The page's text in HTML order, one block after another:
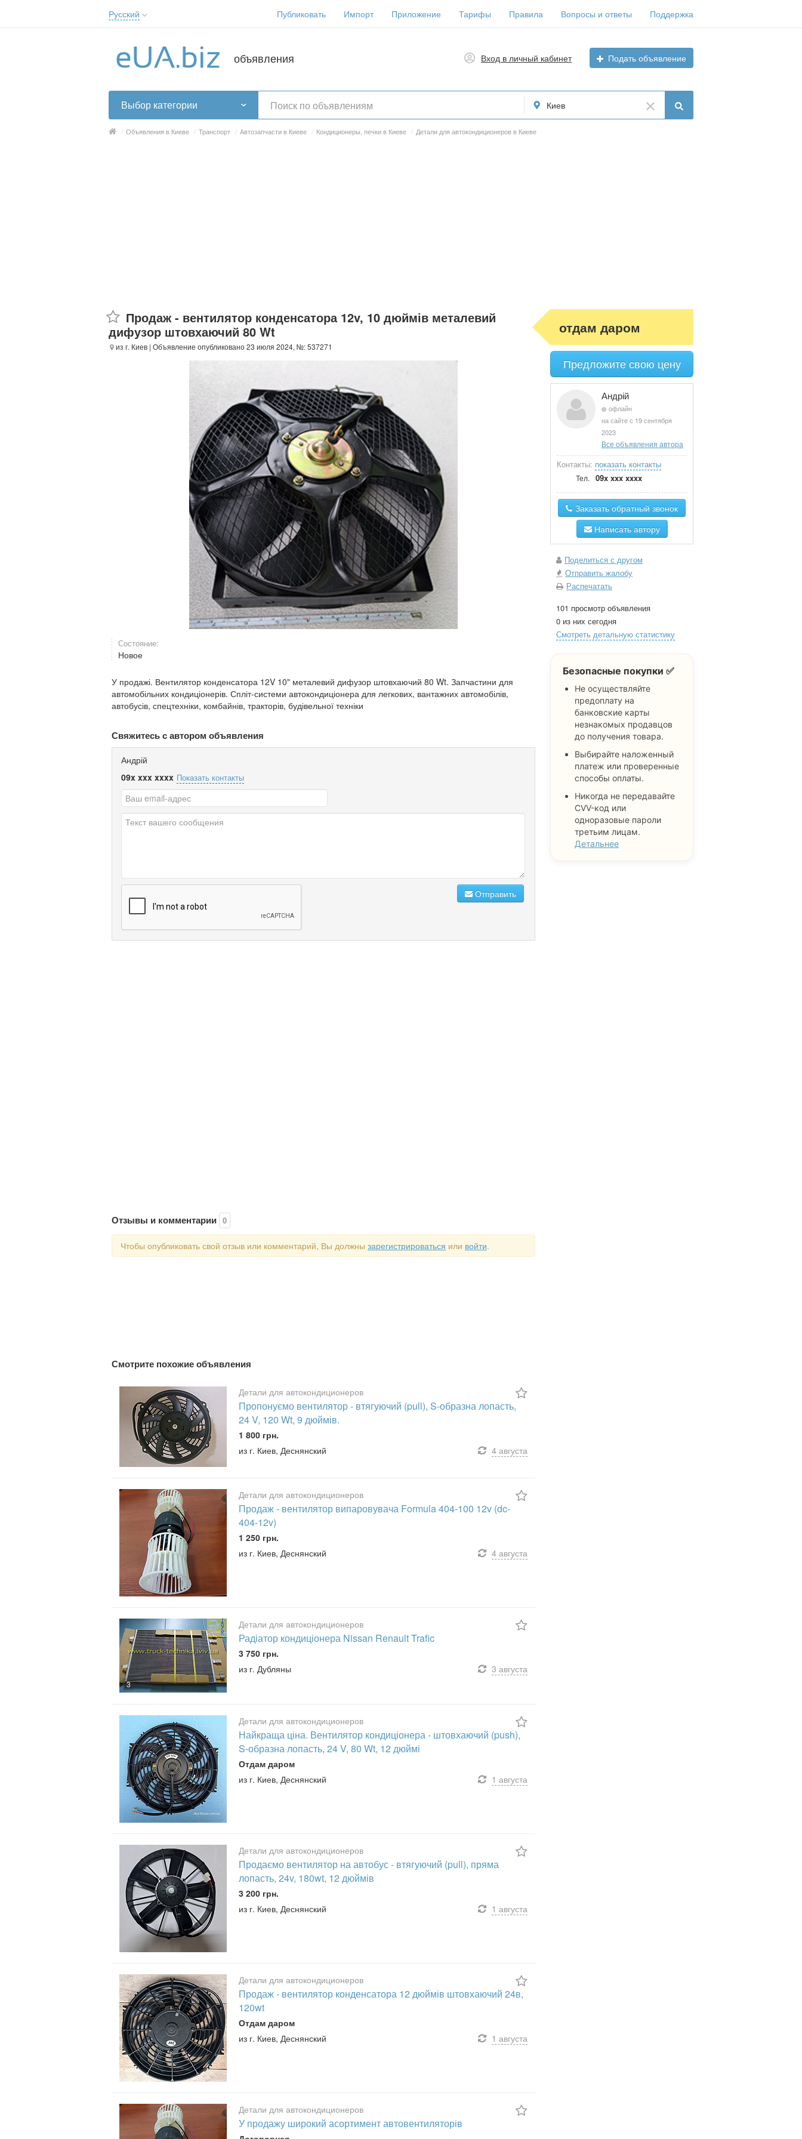
Русский
Українська
Публиковать Импорт Приложение Тарифы Правила Вопросы и ответы Поддержка
объявления Вход в личный кабинет Подать объявление
Выбор категории Киев
/ Объявления в Киеве / Транспорт / Автозапчасти в Киеве / Кондиционеры, печки в Киеве / Детали для автокондиционеров в Киеве
Продаж - вентилятор конденсатора 12v, 10 дюймів металевий
дифузор штовхаючий 80 Wt
из г. Киев | Объявление опубликовано 23 июля 2024, №: 537271
Состояние:
Новое
У продажі. Вентилятор конденсатора 12V 10" металевий дифузор штовхаючий 80 Wt. Запчастини для
автомобільних кондиціонерів. Спліт-системи автокондиціонера для легкових, вантажних автомобілів,
автобусів, спецтехніки, комбайнів, тракторів, будівельної техніки
Свяжитесь с автором объявления
Андрій
09x xxx xxxx Показать контакты
Отправить
Отзывы и комментарии 0
Чтобы опубликовать свой отзыв или комментарий, Вы должны зарегистрироваться или войти.
Смотрите похожие объявления
Детали для автокондиционеров
Пропонуємо вентилятор - втягуючий (pull), S-образна лопасть,
24 V, 120 Wt, 9 дюймів.
1 800 грн.
из г. Киев, Деснянский
4 августа
Детали для автокондиционеров
Продаж - вентилятор випаровувача Formula 404-100 12v (dc-
404-12v)
1 250 грн.
из г. Киев, Деснянский
4 августа
3
Детали для автокондиционеров
Радіатор кондиціонера Nissan Renault Trafic
3 750 грн.
из г. Дубляны
3 августа
Детали для автокондиционеров
Найкраща ціна. Вентилятор кондиціонера - штовхаючий (push),
S-образна лопасть, 24 V, 80 Wt, 12 дюймі
Отдам даром
из г. Киев, Деснянский
1 августа
Детали для автокондиционеров
Продаємо вентилятор на автобус - втягуючий (pull), пряма
лопасть, 24v, 180wt, 12 дюймів
3 200 грн.
из г. Киев, Деснянский
1 августа
Детали для автокондиционеров
Продаж - вентилятор конденсатора 12 дюймів штовхаючий 24в,
120wt
Отдам даром
из г. Киев, Деснянский
1 августа
Детали для автокондиционеров
У продажу широкий асортимент автовентиляторів
отдам даром
Предложите свою цену
Андрій
офлайн
на сайте с 19 сентября
2023
Все объявления автора
Контакты: показать контакты
Тел. 09x xxx xxxx
Заказать обратный звонок
Написать автору
Поделиться с другом
Отправить жалобу
Распечатать
101 просмотр объявления
0 из них сегодня
Смотреть детальную статистику
Безопасные покупки ✅
Не осуществляйте
предоплату на
банковские карты
незнакомых продавцов
до получения товара.
Выбирайте наложенный
платеж или проверенные
способы оплаты.
Никогда не передавайте
CVV-код или
одноразовые пароли
третьим лицам.
Детальнее